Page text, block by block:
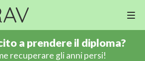
a prendere il diploma?
recuperare gli anni persi!